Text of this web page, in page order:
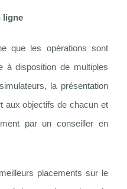
ligne
que les opérations sont
disposition de multiples
la présentation
aux objectifs de chacun et
par un conseiller en
placements sur le